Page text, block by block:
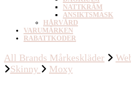
NATTKRÄM
ANSIKTSMASK
HÅRVÅRD
VARUMÄRKEN
RABATTKODER
All Brands Mårkeskläder
Skinny
Moxy